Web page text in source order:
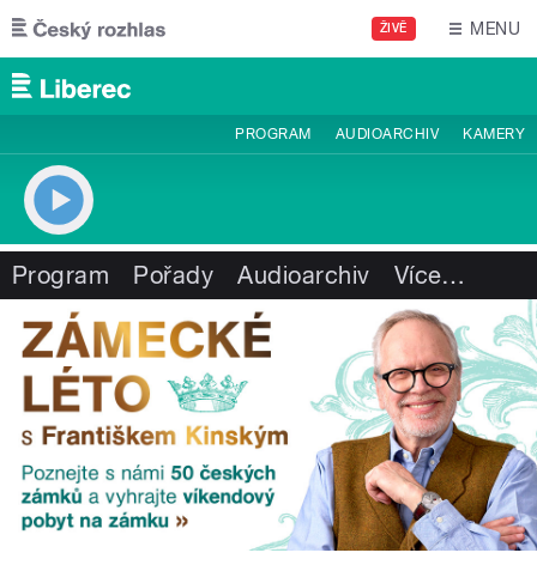
Přejít k hlavnímu obsahu
ŽIVĚ MENU
PROGRAM AUDIOARCHIV KAMERY
Program Pořady Audioarchiv Více…